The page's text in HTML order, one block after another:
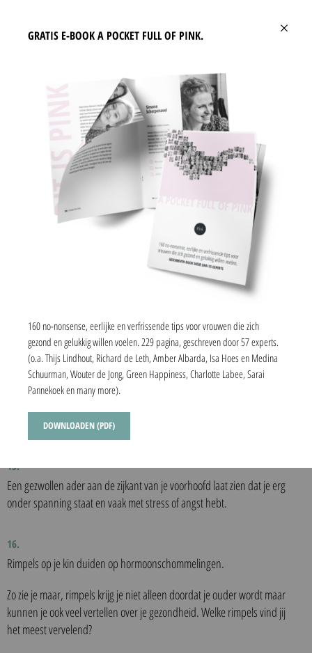
dieper liggen kunnen ze duiden op een probleem met de alvleesklier.
Rimpeltjes op je bovenlip worden door veel vrouwen als heel
vervelend ervaren. Vaak hebben rokers hier meer last van omdat ze
hun lippen vaker tuiten. Nog een extra reden om te stoppen met roken
De groeven in je lippen of een veranderende lipkleur zeggen ook veel
over je gezondheid. Als je lipkleur niet veel verschilt van je huidskleur
kan het gewoon liggen aan 'weinig beweging' maar kan het ook wijzen
op een vorm van bloedarmoede. Donkere lippen of blauwachtige
plekken duiden op problemen met de dikke darm.
Als je geen overgewicht hebt, maar je hebt wel een onderkin, dan kan
dat mogelijk veroorzaakt worden door een slecht werkende schildklier.
verhoogd is.
15.
Een gezwollen ader aan de zijkant van je voorhoofd laat zien dat je erg
onder spanning staat en vaak met stress of angst hebt.
16.
Rimpels op je kin duiden op hormoonschommelingen.
Zo zie je maar, rimpels krijg je niet alleen doordat je ouder wordt maar
kunnen je ook veel vertellen over je gezondheid. Welke rimpels vind jij
het meest vervelend?
×
GRATIS E-BOOK A POCKET FULL OF PINK.
160 no-nonsense, eerlijke en verfrissende tips voor vrouwen die zich
gezond en gelukkig willen voelen. 229 pagina, geschreven door 57 experts.
(o.a. Thijs Lindhout, Richard de Leth, Amber Albarda, Isa Hoes en Medina
Schuurman, Wouter de Jong, Green Happiness, Charlotte Labee, Sarai
Pannekoek en many more).
DOWNLOADEN (PDF)